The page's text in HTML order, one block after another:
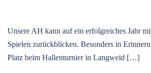
Unsere AH kann auf ein erfolgreiches Jahr
Spielen zurückblicken. Besonders in
Platz beim Hallenturnier in Langweid […]